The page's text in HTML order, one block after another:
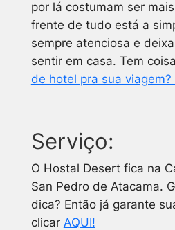
por lá costumam ser
frente de tudo está a
sempre atenciosa e
sentir em casa. Tem
de hotel pra sua viagem?
Serviço:
O Hostal Desert fica na
San Pedro de Atacama.
dica? Então já garante
clicar AQUI!